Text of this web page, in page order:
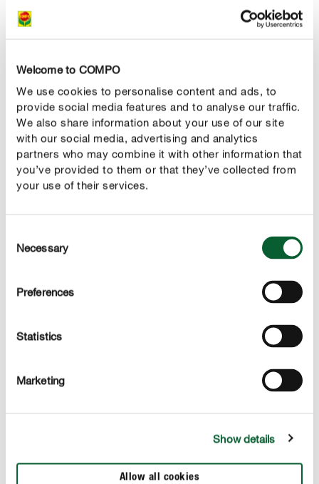
Welcome to COMPO
We use cookies to personalise content and ads, to
provide social media features and to analyse our traffic.
We also share information about your use of our site
with our social media, advertising and analytics
partners who may combine it with other information that
you’ve provided to them or that they’ve collected from
your use of their services.
Selection
Necessary
Preferences
Statistics
Marketing
Show details
Allow all cookies
Récolter les groseilles
groseilles ! Selon la variété et la météo, ces fruits
certaines variétés tardives, comme « Rovada » il est
préférable de laisser mûrir les fruits jusqu’en août. Le
principe est le suivant : plus on laisse mûrir les fruits,
plus ils sont sucrés et aromatiques. Dès que les fruits
, il est donc intéressant de
contrôler votre groseillier tous les deux jours.